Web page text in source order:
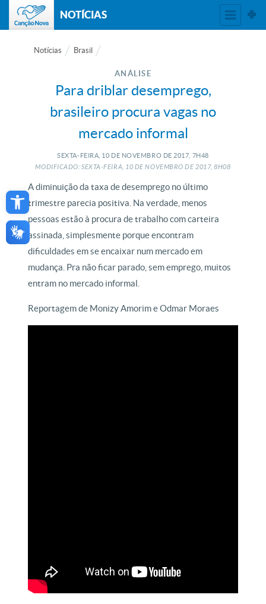
Open toolbar
NOTÍCIAS
Notícias Brasil
ANÁLISE
Para driblar desemprego,
brasileiro procura vagas no
mercado informal
SEXTA-FEIRA, 10 DE NOVEMBRO DE 2017, 7H48
MODIFICADO: SEXTA-FEIRA, 10 DENOVEMBRO DE2017, 8H08
A diminuição da taxa de desemprego no último
trimestre parecia positiva. Na verdade, menos
pessoas estão à procura de trabalho com carteira
assinada, simplesmente porque encontram
dificuldades em se encaixar num mercado em
mudança. Pra não ficar parado, sem emprego, muitos
entram no mercado informal.
Reportagem de Monizy Amorim e Odmar Moraes